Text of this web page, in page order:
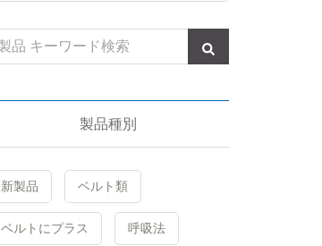
製品種別
新製品 ベルト類
ベルトにプラス 呼吸法